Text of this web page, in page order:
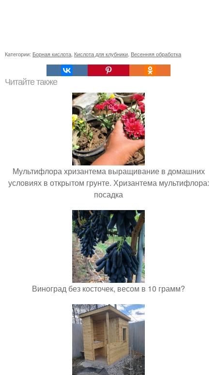
Категории: Борная кислота Кислота для клубники Весенняя обработка
Читайте также
Мультифлора хризантема выращивание в домашних
условиях в открытом грунте. Хризантема мультифлора:
посадка
Виноград без косточек, весом в 10 грамм?